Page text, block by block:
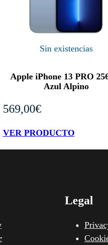
Sin existencias
Apple iPhone 13 PRO
Azul Alpino
569,00€
VER PRODUCTO
Legal